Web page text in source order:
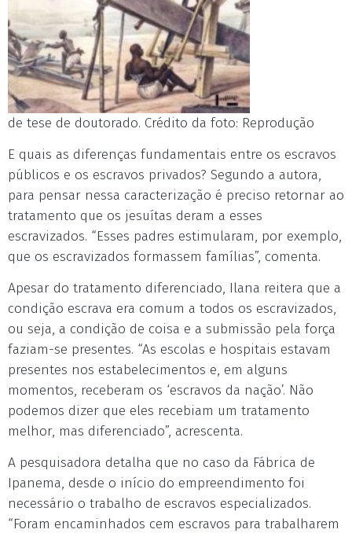
de tese de doutorado. Crédito da foto: Reprodução
E quais as diferenças fundamentais entre os escravos
públicos e os escravos privados? Segundo a autora,
para pensar nessa caracterização é preciso retornar ao
tratamento que os jesuítas deram a esses
escravizados. “Esses padres estimularam, por exemplo,
que os escravizados formassem famílias”, comenta.
Apesar do tratamento diferenciado, Ilana reitera que a
condição escrava era comum a todos os escravizados,
ou seja, a condição de coisa e a submissão pela força
faziam-se presentes. “As escolas e hospitais estavam
presentes nos estabelecimentos e, em alguns
momentos, receberam os ‘escravos da nação’. Não
podemos dizer que eles recebiam um tratamento
melhor, mas diferenciado”, acrescenta.
A pesquisadora detalha que no caso da Fábrica de
Ipanema, desde o início do empreendimento foi
necessário o trabalho de escravos especializados.
“Foram encaminhados cem escravos para trabalharem